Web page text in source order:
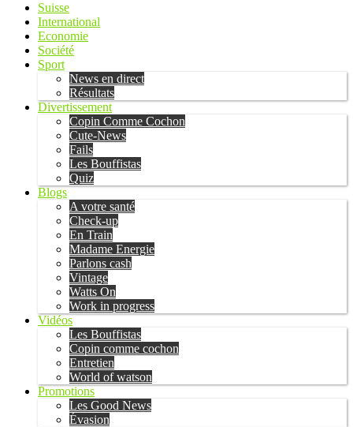
Suisse
International
Economie
Société
Sport
News en direct
Résultats
Divertissement
Copin Comme Cochon
Cute-News
Fails
Les Bouffistas
Quiz
Blogs
A votre santé
Check-up
En Train
Madame Energie
Parlons cash
Vintage
Watts On
Work in progress
Vidéos
Les Bouffistas
Copin comme cochon
Entretien
World of watson
Promotions
Les Good News
Évasion